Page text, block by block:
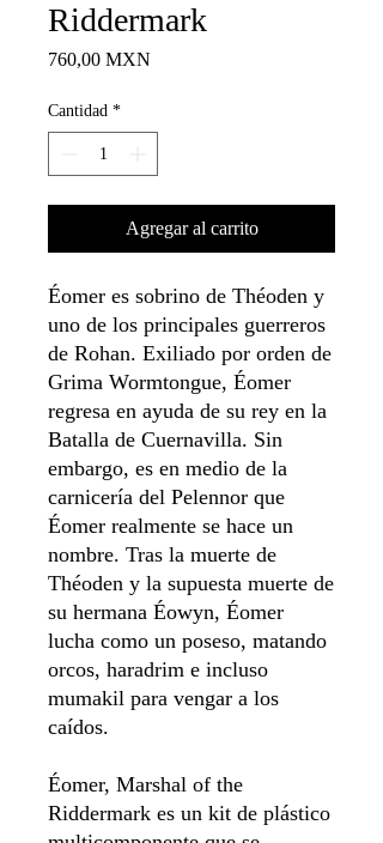
Riddermark
760,00 MXN
Cantidad *
Agregar al carrito
Éomer es sobrino de Théoden y
uno de los principales guerreros
de Rohan. Exiliado por orden de
Grima Wormtongue, Éomer
regresa en ayuda de su rey en la
Batalla de Cuernavilla. Sin
embargo, es en medio de la
carnicería del Pelennor que
Éomer realmente se hace un
nombre. Tras la muerte de
Théoden y la supuesta muerte de
su hermana Éowyn, Éomer
lucha como un poseso, matando
orcos, haradrim e incluso
mumakil para vengar a los
caídos.
Éomer, Marshal of the
Riddermark es un kit de plástico